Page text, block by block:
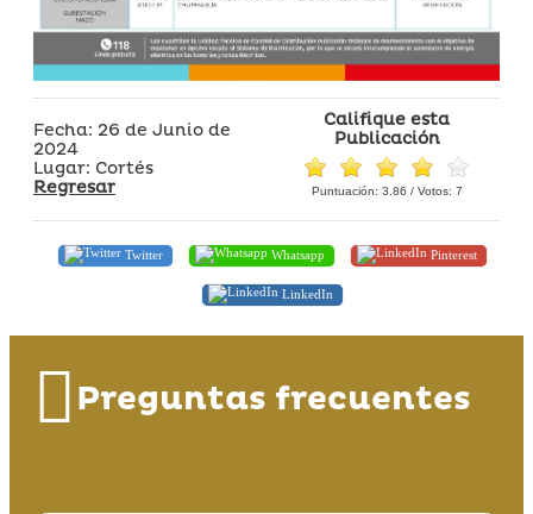
Fecha: 26 de Junio de
2024
Lugar: Cortés
Regresar
Califique esta
Publicación
Puntuación: 3.86 / Votos: 7
Twitter Whatsapp Pinterest
LinkedIn
Preguntas frecuentes